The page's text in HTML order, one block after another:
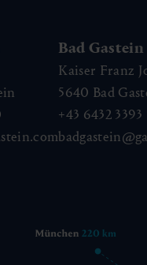
Bad Gastein
Kaiser Franz
5640 Bad
+43 6432 3393